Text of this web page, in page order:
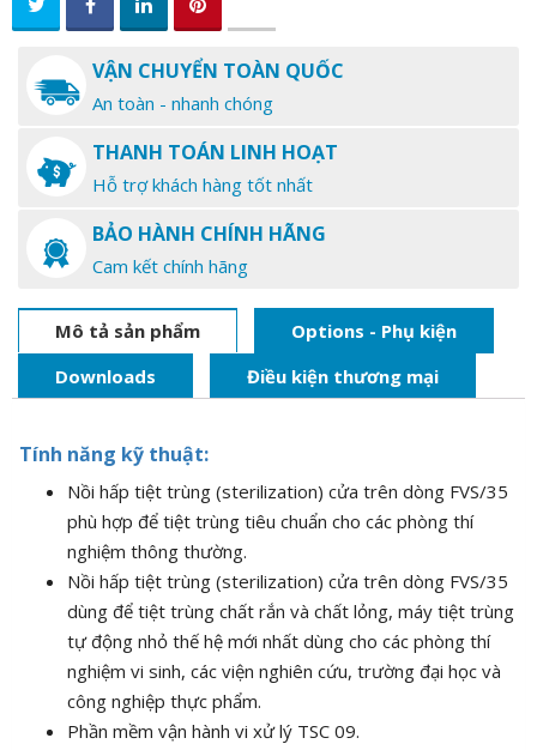
VẬN CHUYỂN TOÀN QUỐC
An toàn - nhanh chóng
THANH TOÁN LINH HOẠT
Hỗ trợ khách hàng tốt nhất
BẢO HÀNH CHÍNH HÃNG
Cam kết chính hãng
Mô tả sản phẩm
Options - Phụ kiện
Downloads
Điều kiện thương mại
Tính năng kỹ thuật:
Nồi hấp tiệt trùng (sterilization) cửa trên dòng FVS/35
phù hợp để tiệt trùng tiêu chuẩn cho các phòng thí
nghiệm thông thường.
Nồi hấp tiệt trùng (sterilization) cửa trên dòng FVS/35
dùng để tiệt trùng chất rắn và chất lỏng, máy tiệt trùng
tự động nhỏ thế hệ mới nhất dùng cho các phòng thí
nghiệm vi sinh, các viện nghiên cứu, trường đại học và
công nghiệp thực phẩm.
Phần mềm vận hành vi xử lý TSC 09.